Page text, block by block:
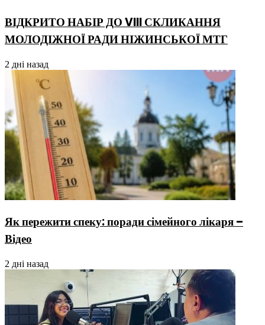
ВІДКРИТО НАБІР ДО VIII СКЛИКАННЯ
МОЛОДІЖНОЇ РАДИ НІЖИНСЬКОЇ МТГ
2 дні назад
Як пережити спеку: поради сімейного лікаря –
Відео
2 дні назад